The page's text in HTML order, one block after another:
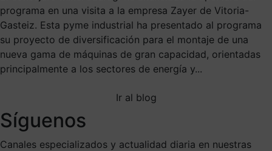
programa en una visita a la empresa Zayer de Vitoria-
Gasteiz. Esta pyme industrial ha presentado al programa
su proyecto de diversificación para el montaje de una
nueva gama de máquinas de gran capacidad, orientadas
principalmente a los sectores de energía y...
Ir al blog
Síguenos
Canales especializados y actualidad diaria en nuestras